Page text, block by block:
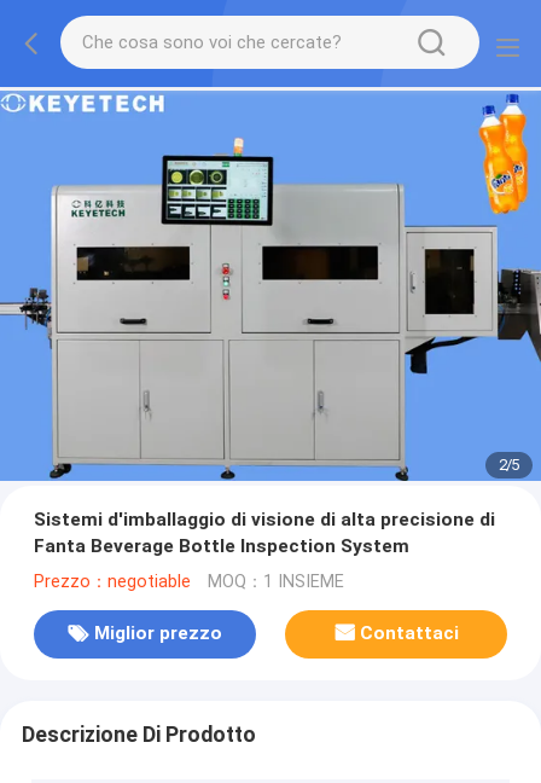
2/5
Sistemi d'imballaggio di visione di alta precisione di
Fanta Beverage Bottle Inspection System
Prezzo：negotiable MOQ：1 INSIEME
Miglior prezzo Contattaci
Descrizione Di Prodotto